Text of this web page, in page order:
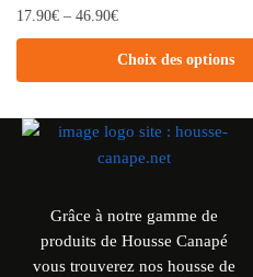
17.90€ – 46.90€
Choix des options
Grâce à notre gamme de
produits de Housse Canapé
vous trouverez nos housse de